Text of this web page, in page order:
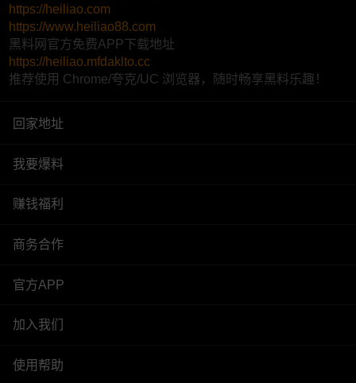
https://heiliao.com
https://www.heiliao88.com
黑料网官方免费APP下载地址
https://heiliao.mfdaklto.cc
推荐使用 Chrome/夸克/UC 浏览器，随时畅享黑料乐趣！
回家地址
我要爆料
赚钱福利
商务合作
官方APP
加入我们
使用帮助